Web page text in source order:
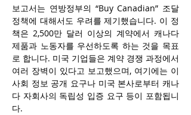
보고서는 연방정부의 “Buy Canadian” 조달
정책에 대해서도 우려를 제기했습니다. 이 정
책은 2,500만 달러 이상의 계약에서 캐나다
제품과 노동자를 우선하도록 하는 것을 목표
로 합니다. 미국 기업들은 계약 경쟁 과정에서
여러 장벽이 있다고 보고했으며, 여기에는 이
사회 정보 공개 요구나 미국 본사로부터 캐나
다 자회사의 독립성 입증 요구 등이 포함됩니
다.